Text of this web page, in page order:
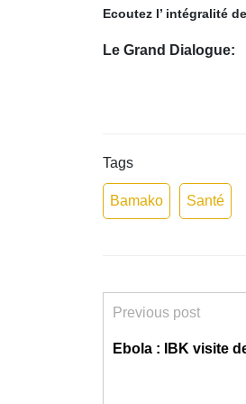
Ecoutez l’ intégralité
Le Grand Dialogue:
Tags
Bamako Santé
Previous post
Ebola : IBK visite